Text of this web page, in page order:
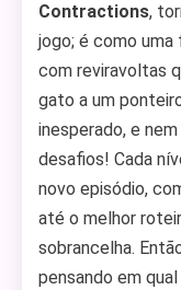
Contractions,
jogo; é como
com reviravoltas
gato a um
inesperado, e
desafios! Cada
novo episódio,
até o melhor
sobrancelha.
pensando em